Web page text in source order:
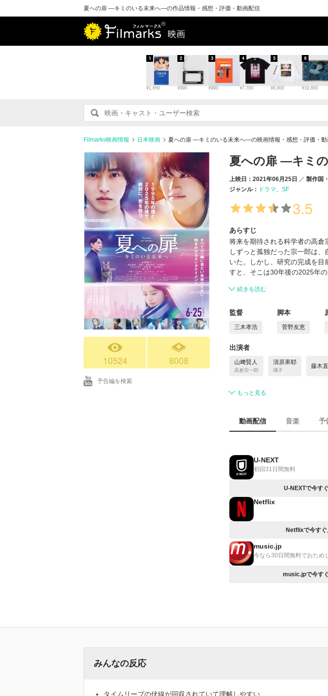
夏への扉 ―キミのいる未来へ―の作品情報・感想・評価・動画配信
映画
¥1,650
1
¥990
2
¥990
3
¥7,700
4
¥8,800
5
¥19,800
6
Filmarks映画情報 日本映画 夏への扉 ―キミのいる未来へ―の映画情報・感想・評価・動
10524 8008
予告編を検索
夏への扉 ―キミ
上映日：2021年06月25日 製作国
ジャンル： ドラマ SF
3.5
あらすじ
将来を期待される科学者の高倉
しずっと孤独だった宗一郎は
いた。しかし、研究の完成を目
すと、そこは30年後の2025年
続きを読む
監督
三木孝浩
脚本
菅野友恵
出演者
山﨑賢人
高倉宗一郎
清原果耶
璃子
藤木
もっと見る
動画配信 音楽 予
U-NEXT
初回31日間無料
U-NEXTで今す
Netflix
Netflixで今すぐ
music.jp
今なら30日間無料でおため
music.jpで今す
みんなの反応
タイムリープの伏線が回収されていて理解しやすい